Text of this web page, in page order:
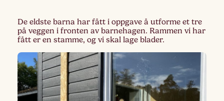
De eldste barna har fått i oppgave å utforme et tre
på veggen i fronten av barnehagen. Rammen vi har
fått er en stamme, og vi skal lage blader.